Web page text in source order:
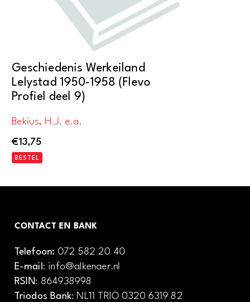
Geschiedenis Werkeiland
Lelystad 1950-1958 (Flevo
Profiel deel 9)
Bekius, H.J. e.a.
€13,75
BESTEL
CONTACT EN BANK
Telefoon: 072 582 20 40
E-mail : info@alkenaer.nl
RSIN : 864938998
Triodos Bank: NL11 TRIO 0320 6319 82